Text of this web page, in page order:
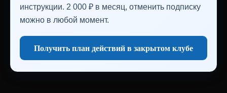
инструкции. 2 000 ₽ в месяц, отменить подписку
можно в любой момент.
Получить план действий в закрытом клубе